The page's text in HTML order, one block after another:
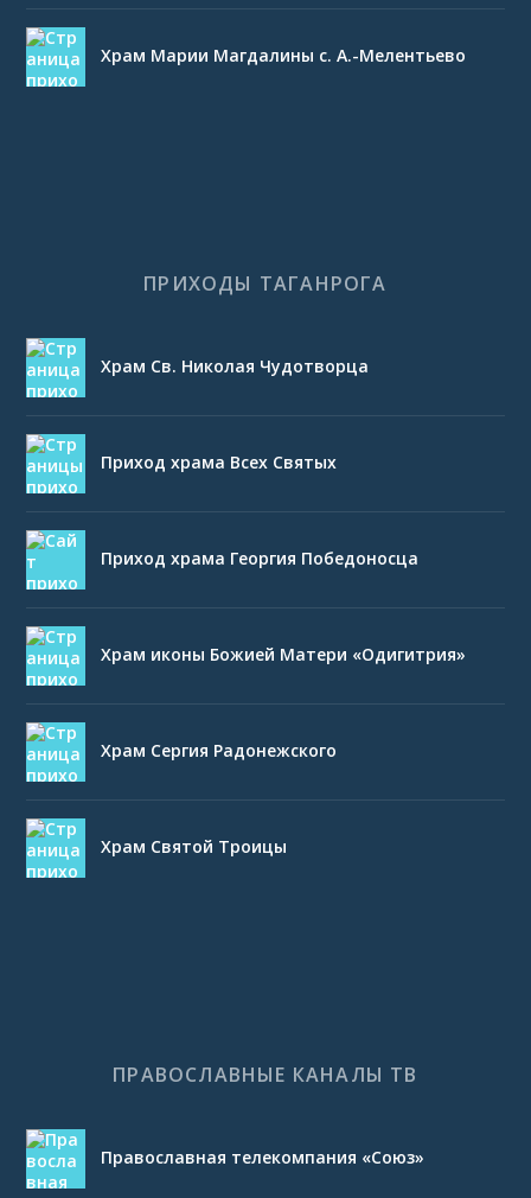
Храм Марии Магдалины с. А.-Мелентьево
ПРИХОДЫ ТАГАНРОГА
Храм Св. Николая Чудотворца
Приход храма Всех Святых
Приход храма Георгия Победоносца
Храм иконы Божией Матери «Одигитрия»
Храм Сергия Радонежского
Храм Святой Троицы
ПРАВОСЛАВНЫЕ КАНАЛЫ ТВ
Православная телекомпания «Союз»